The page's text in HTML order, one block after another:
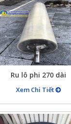
Ru lô phi 270 dài
1600mm bọc cao su
dày 10mm màu
Xem Chi Tiết